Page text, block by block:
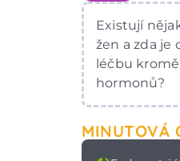
Existují
žen a zda je
léčbu
hormonů?
MINUTOVÁ